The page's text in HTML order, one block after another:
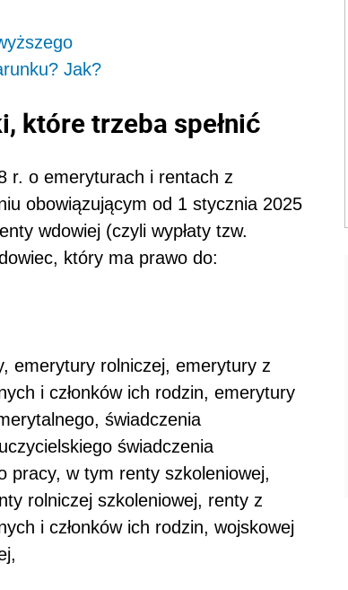
Jak?
które trzeba spełnić
r. o emeryturach i rentach z
obowiązującym od 1 stycznia 2025
wdowiej (czyli wypłaty tzw.
który ma prawo do:
emerytury rolniczej, emerytury z
i członków ich rodzin, emerytury
świadczenia
świadczenia
pracy, w tym renty szkoleniowej,
rolniczej szkoleniowej, renty z
i członków ich rodzin, wojskowej